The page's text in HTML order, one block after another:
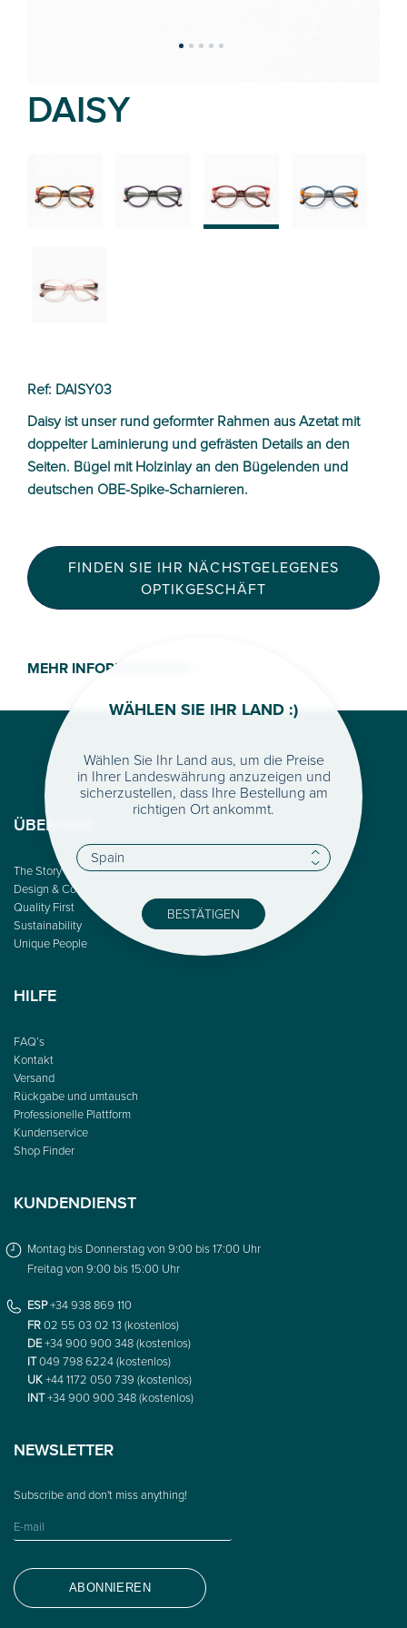
DAISY
Ref: DAISY03
Daisy ist unser rund geformter Rahmen aus Azetat mit
doppelter Laminierung und gefrästen Details an den
Seiten. Bügel mit Holzinlay an den Bügelenden und
deutschen OBE-Spike-Scharnieren.
FINDEN SIE IHR NÄCHSTGELEGENES
OPTIKGESCHÄFT
MEHR INFORMATIONEN >
ÜBER UNS
The Story
Design & Color
Quality First
Sustainability
Unique People
HILFE
FAQ’s
Kontakt
Versand
Rückgabe und umtausch
Professionelle Plattform
Kundenservice
Shop Finder
KUNDENDIENST
Montag bis Donnerstag von 9:00 bis 17:00 Uhr
Freitag von 9:00 bis 15:00 Uhr
ESP+34 938 869 110
FR02 55 03 02 13 (kostenlos)
DE+34 900 900 348 (kostenlos)
IT049 798 6224 (kostenlos)
UK+44 1172 050 739 (kostenlos)
INT+34 900 900 348 (kostenlos)
NEWSLETTER
WÄHLEN SIE IHR LAND :)
Wählen Sie Ihr Land aus, um die Preise
in Ihrer Landeswährung anzuzeigen und
sicherzustellen, dass Ihre Bestellung am
richtigen Ort ankommt.
BESTÄTIGEN